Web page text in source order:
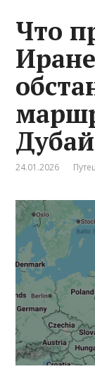
Что
Дубай
24.01.2026